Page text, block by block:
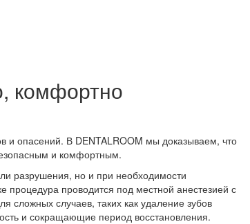
комфортно
и опасений. В DENTALROOM мы доказываем, что
и комфортным.
разрушения, но и при необходимости
процедура проводится под местной анестезией с
случаев, таких как удаление зубов
и сокращающие период восстановления.